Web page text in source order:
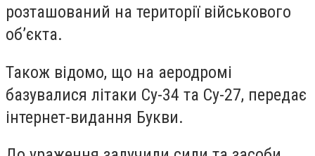
розташований на території військового
об’єкта.
Також відомо, що на аеродромі
базувалися літаки Су-34 та Су-27, передає
інтернет-видання Букви.